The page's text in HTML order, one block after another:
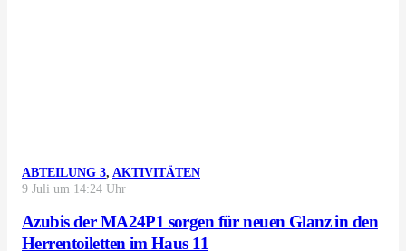
ABTEILUNG 3, AKTIVITÄTEN
9 Juli um 14:24 Uhr
Azubis der MA24P1 sorgen für neuen Glanz in den
Herrentoiletten im Haus 11